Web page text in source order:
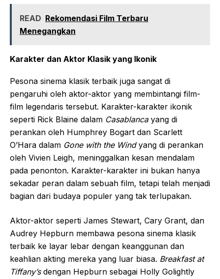
READ Rekomendasi Film Terbaru
Menegangkan
Karakter dan Aktor Klasik yang Ikonik
Pesona sinema klasik terbaik juga sangat di
pengaruhi oleh aktor-aktor yang membintangi film-
film legendaris tersebut. Karakter-karakter ikonik
seperti Rick Blaine dalam Casablancayang di
perankan oleh Humphrey Bogart dan Scarlett
O’Hara dalam Gone with the Windyang di perankan
oleh Vivien Leigh, meninggalkan kesan mendalam
pada penonton. Karakter-karakter ini bukan hanya
sekadar peran dalam sebuah film, tetapi telah menjadi
bagian dari budaya populer yang tak terlupakan.
Aktor-aktor seperti James Stewart, Cary Grant, dan
Audrey Hepburn membawa pesona sinema klasik
terbaik ke layar lebar dengan keanggunan dan
keahlian akting mereka yang luar biasa. Breakfast at
Tiffany’sdengan Hepburn sebagai Holly Golightly